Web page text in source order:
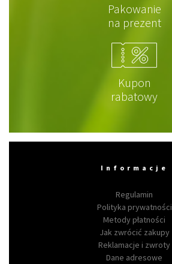
Pakowanie
na prezent
Kupon
rabatowy
Informacje
Regulamin
Polityka prywatności
Metody płatności
Jak zwrócić zakupy
Reklamacje i zwroty
Dane adresowe